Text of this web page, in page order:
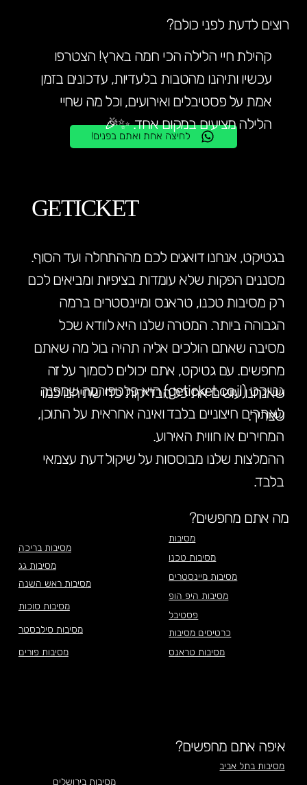
מסיבות בריכה
מסיבות גג
מסיבות ראש השנה
מסיבות סוכות
מסיבות סילבסטר
מסיבות פורים
מה אתם מחפשים?
מסיבות
מסיבות טכנו
מסיבות טראנס
מסיבות מיינסטרים
מסיבות היפ הופ
פסטיבל
כרטיסים מסיבות
איפה אתם מחפשים?
מסיבות בתל אביב
מסיבות בירושלים
לחיצה אחת ואתם בפנים!
קהילת חיי הלילה הכי חמה בארץ! הצטרפו
עכשיו ותיהנו מהטבות בלעדיות, עדכונים בזמן
אמת על פסטיבלים ואירועים, וכל מה שחיי
הלילה מציעים במקום אחד. ✨🎉
רוצים לדעת לפני כולם?
גטיקט (geticket.co.il) היא פלטפורמה שמפנה
לאתרים חיצוניים בלבד ואינה אחראית על התוכן,
המחירים או חווית האירוע.
ההמלצות שלנו מבוססות על שיקול דעת עצמאי
בלבד.
GETICKET
בגטיקט, אנחנו דואגים לכם מההתחלה ועד הסוף.
מסננים הפקות שלא עומדות בציפיות ומביאים לכם
רק מסיבות טכנו, טראנס ומיינסטרים ברמה
הגבוהה ביותר. המטרה שלנו היא לוודא שכל
מסיבה שאתם הולכים אליה תהיה בול מה שאתם
מחפשים. עם גטיקט, אתם יכולים לסמוך על זה
שאנחנו עושים את כל הבדיקות כדי שתיהנו כמו
שצריך.